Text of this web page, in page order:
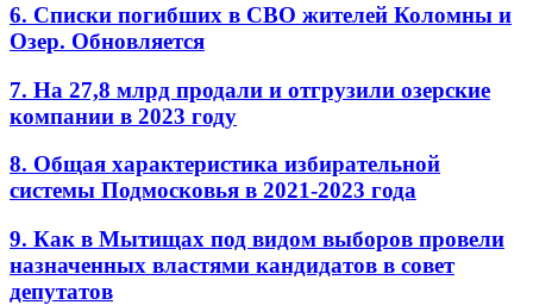
6. Списки погибших в СВО жителей Коломны и
Озер. Обновляется
7. На 27,8 млрд продали и отгрузили озерские
компании в 2023 году
8. Общая характеристика избирательной
системы Подмосковья в 2021-2023 года
9. Как в Мытищах под видом выборов провели
назначенных властями кандидатов в совет
депутатов